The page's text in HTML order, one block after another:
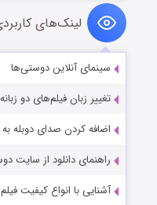
لینک‌های کاربردی
آنلاین دوستی‌ها
زبان فیلم‌های دو زبانه
کردن صدای دوبله به ویدئو
دانلود از سایت دوستی ها
با انواع کیفیت فیلم‌ها و سریال‌ها